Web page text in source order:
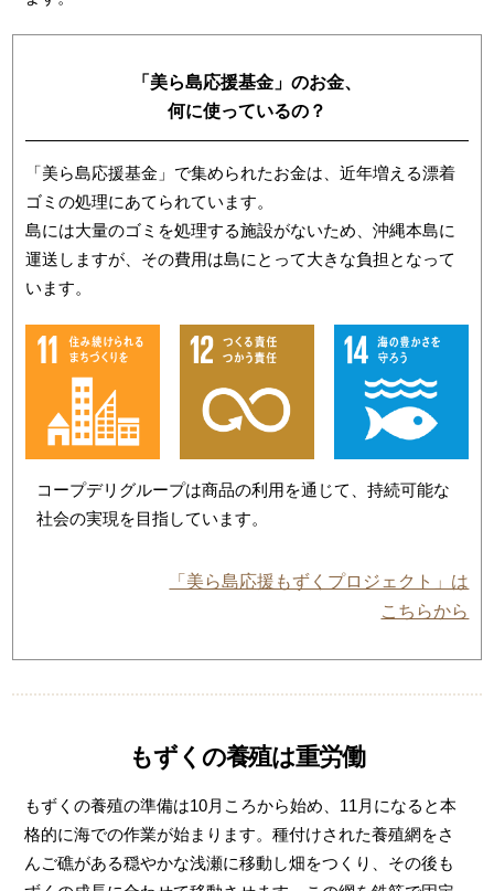
「美ら島応援基金」のお金、
何に使っているの？
「美ら島応援基金」で集められたお金は、近年増える漂着
ゴミの処理にあてられています。
島には大量のゴミを処理する施設がないため、沖縄本島に
運送しますが、その費用は島にとって大きな負担となって
います。
コープデリグループは商品の利用を通じて、持続可能な
社会の実現を目指しています。
「美ら島応援もずくプロジェクト」は
こちらから
もずくの養殖は重労働
もずくの養殖の準備は10月ころから始め、11月になると本
格的に海での作業が始まります。種付けされた養殖網をさ
んご礁がある穏やかな浅瀬に移動し畑をつくり、その後も